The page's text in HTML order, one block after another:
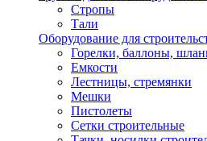
Стропы
Тали
Оборудование для
Горелки, баллоны,
Емкости
Лестницы, стремянки
Мешки
Пистолеты
Сетки строительные